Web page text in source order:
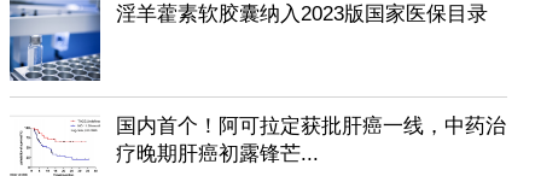
淫羊藿素软胶囊纳入2023版国家医保目录
国内首个！阿可拉定获批肝癌一线，中药治
疗晚期肝癌初露锋芒...